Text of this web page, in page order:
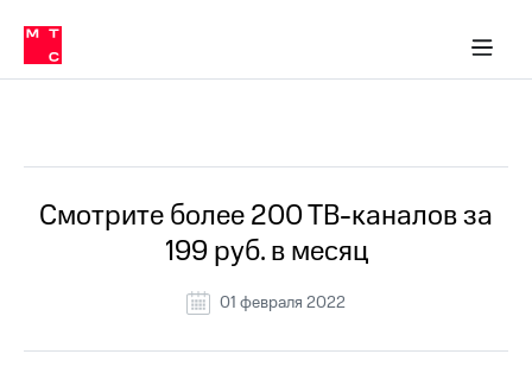
связь
Сервисы и подписки
30% на связь
кабинеты
Мобильная
и
Спутниковое
в МТС
Услуги
Смотрите более 200 ТВ-каналов за
199 руб. в месяц
01 февраля 2022